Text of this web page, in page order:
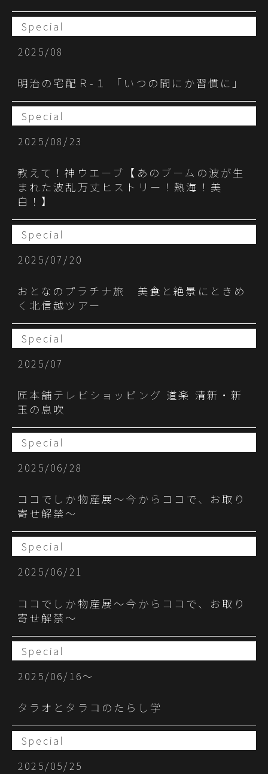
Special
2025/08
明治の宅配Ｒ-１ 「いつの間にか習慣に」
Special
2025/08/23
教えて！神ウエーブ【あのブームの波が生
まれた波乱万丈ヒストリー！熱海！美
白！】
Special
2025/07/20
おとなのプラチナ旅 美食と絶景にときめ
く北信越ツアー
Special
2025/07
匠本舗テレビショッピング 道楽 清新・新
⽟の息吹
Special
2025/06/28
ココでしか物産展〜今からココで、お取り
寄せ解禁〜
Special
2025/06/21
ココでしか物産展〜今からココで、お取り
寄せ解禁〜
Special
2025/06/16〜
タラオとタラコのたらし学
Special
2025/05/25